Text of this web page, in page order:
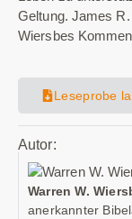
Geltung. James
Wiersbes
Leseprobe
Autor:
Warren W.
anerkannter